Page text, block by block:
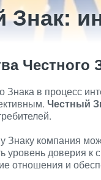
Знак:
Честного
Знака в процесс
Честный
Знаку компания
уровень доверия к
отношения и